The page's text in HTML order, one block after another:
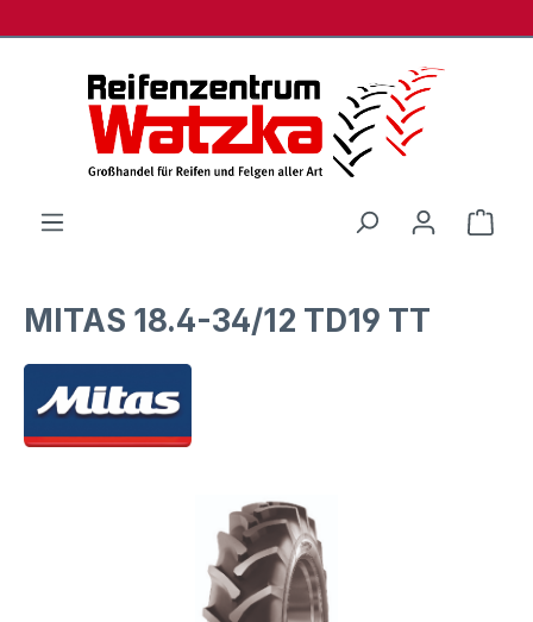
MITAS 18.4-34/12 TD19 TT
Bildergalerie überspringen